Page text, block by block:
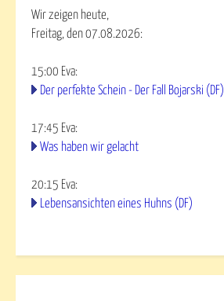
Wir zeigen heute,
Freitag, den 07.08.2026:
15:00 Eva:
Der perfekte Schein - Der Fall Bojarski (DF)
17:45 Eva:
Was haben wir gelacht
20:15 Eva:
Lebensansichten eines Huhns (DF)